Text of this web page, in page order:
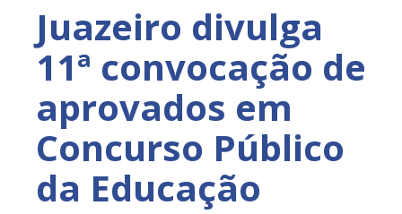
Juazeiro divulga
11ª convocação de
aprovados em
Concurso Público
da Educação